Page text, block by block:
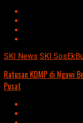
SKI News SKI
Ratusan KDMP di Ngawi
Pusat